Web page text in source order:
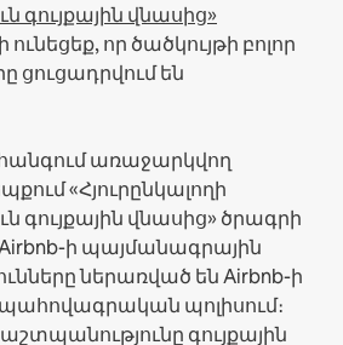
գույքային վնասից»
որ ծածկույթի բոլոր
են
առաջարկվող
«Հյուրընկալողի
գույքային վնասից» ծրագրի
ի պայմանագրային
ներառված են Airbnb-ի
պոլիսում։
գույքային